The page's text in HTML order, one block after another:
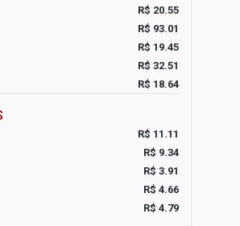
R$ 20.55
R$ 93.01
R$ 19.45
R$ 32.51
R$ 18.64
R$ 11.11
R$ 9.34
R$ 3.91
R$ 4.66
R$ 4.79